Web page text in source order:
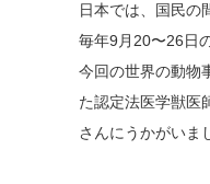
日本では、国民の
毎年9月20〜26日
今回の世界の動物
た認定法医学獣医
さんにうかがいま